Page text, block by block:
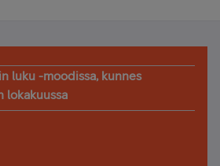
luku -moodissa, kunnes
lokakuussa